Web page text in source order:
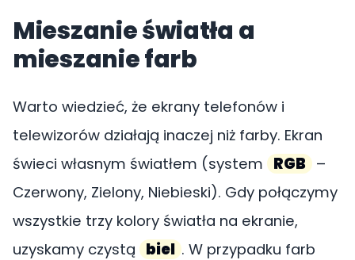
Mieszanie światła a
mieszanie farb
Warto wiedzieć, że ekrany telefonów i
telewizorów działają inaczej niż farby. Ekran
świeci własnym światłem (system RGB –
Czerwony, Zielony, Niebieski). Gdy połączymy
wszystkie trzy kolory światła na ekranie,
uzyskamy czystą biel . W przypadku farb